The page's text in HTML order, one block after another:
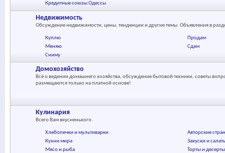
Кредитные союзы Одессы
Недвижимость
Обсуждение недвижимости, цены, тенденции и другие темы. Объявления в
Куплю
Продам
Меняю
Сдам
Сниму
Домохозяйство
Всё о ведении домашнего хозяйства, обсуждение бытовой техники, советы
размещаются только на платной основе!
Кулинария
Всего Вам вкусненького.
Хлебопечки и мультиварки
Авторские
Кухни мира
Закуски и
Мясо и рыба
Торты и десерты